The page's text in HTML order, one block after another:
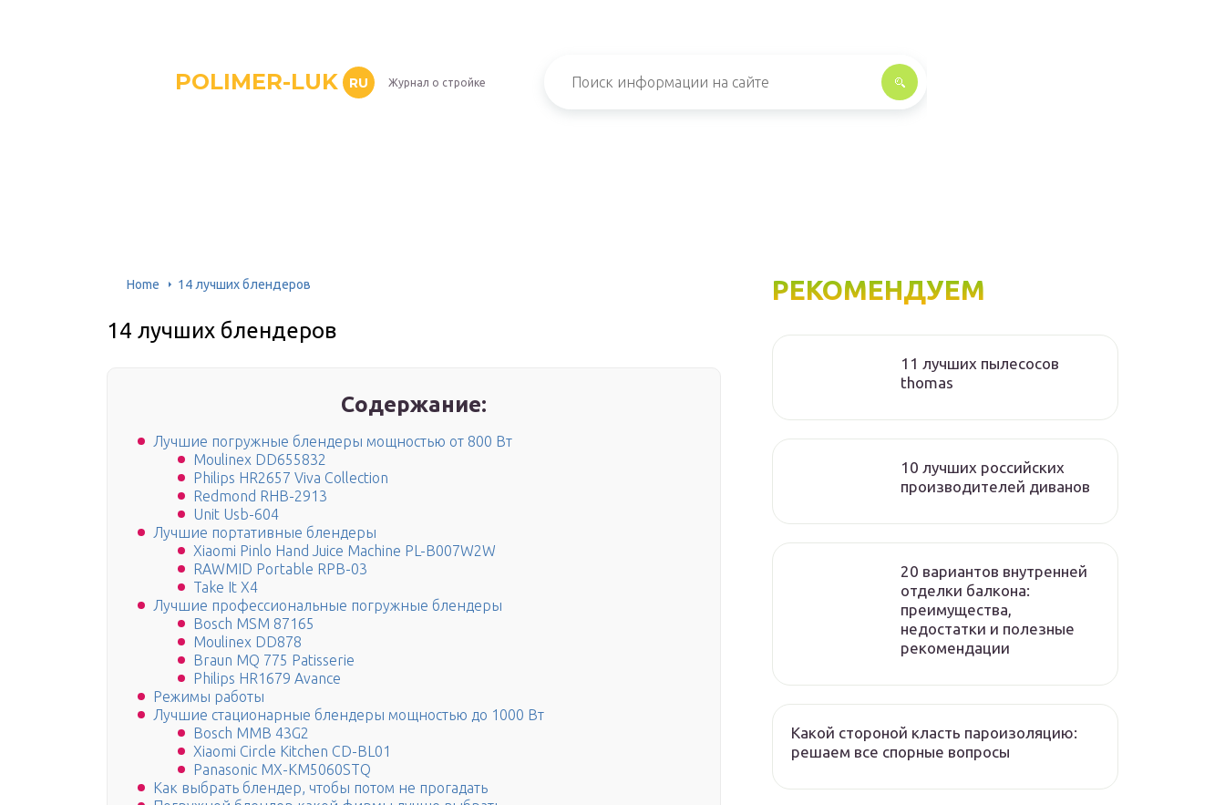
POLIMER-LUK RU Журнал о стройке
Home 14 лучших блендеров
14 лучших блендеров
Содержание:
Лучшие погружные блендеры мощностью от 800 Вт
Moulinex DD655832
Philips HR2657 Viva Collection
Redmond RHB-2913
Unit Usb-604
Лучшие портативные блендеры
Xiaomi Pinlo Hand Juice Machine PL-B007W2W
RAWMID Portable RPB-03
Take It X4
Лучшие профессиональные погружные блендеры
Bosch MSM 87165
Moulinex DD878
Braun MQ 775 Patisserie
Philips HR1679 Avance
Режимы работы
Лучшие стационарные блендеры мощностью до 1000 Вт
Bosch MMB 43G2
Xiaomi Circle Kitchen CD-BL01
Panasonic MX-KM5060STQ
Как выбрать блендер, чтобы потом не прогадать
РЕКОМЕНДУЕМ
11 лучших пылесосов
thomas
10 лучших российских
производителей диванов
20 вариантов внутренней
отделки балкона:
преимущества,
недостатки и полезные
рекомендации
Какой стороной класть пароизоляцию:
решаем все спорные вопросы